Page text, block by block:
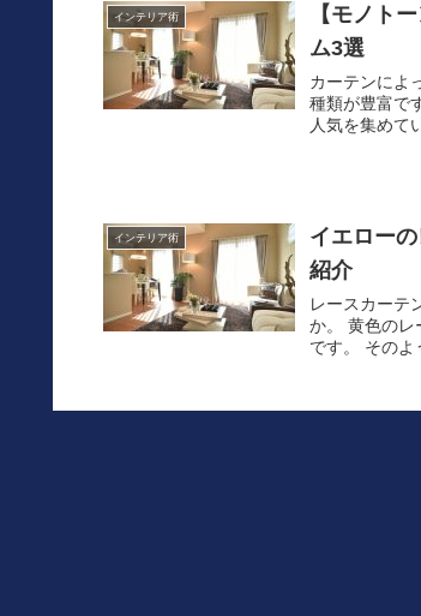
インテリア術
【モノト
ム3選
カーテンによ
種類が豊富で
人気を集めて
インテリア術
イエロー
紹介
レースカーテ
か。 黄色のレ
です。 そのよ